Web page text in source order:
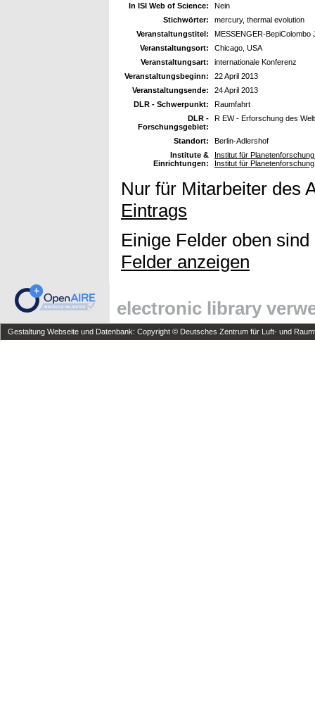
In ISI Web of Science:
Nein
Stichwörter:
mercury, thermal evolution
Veranstaltungstitel:
MESSENGER-BepiColombo
Veranstaltungsort:
Chicago, USA
Veranstaltungsart:
internationale Konferenz
Veranstaltungsbeginn:
22 April 2013
Veranstaltungsende:
24 April 2013
DLR - Schwerpunkt:
Raumfahrt
DLR -
Forschungsgebiet:
R EW - Erforschung des
Standort:
Berlin-Adlershof
Institute &
Einrichtungen:
Institut für
Institut für Planetenforschung
Nur für Mitarbeiter des
Eintrags
Einige Felder oben
Felder anzeigen
electronic library
Gestaltung Webseite und Datenbank: Copyright © Deutsches Zentrum für Luft- und